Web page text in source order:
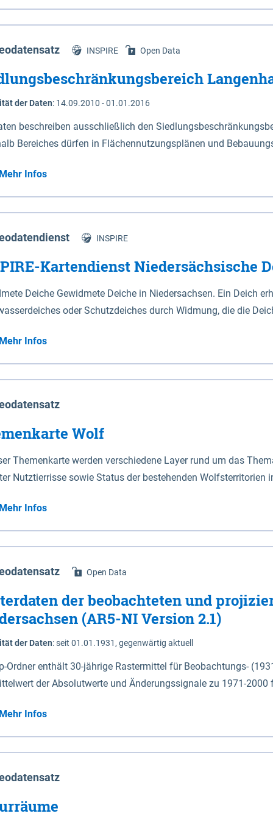
Niedersachsen (vgl. Abb. 4-1) entlang der Elbe zwischen
472,5 bei Schnackenburg bis 569 bei Lauenburg).
Dannenberg und Lüneburg.
INSPIRE Open Data
der Daten: 14.09.2010 - 01.01.2016
beschreiben ausschließlich den
Bereiches dürfen in Flächennutzungsplänen und
Mehr Infos
INSPIRE
Kartendienst Niedersächsische
Deiche Gewidmete Deiche in Niedersachsen. Ein Deich
oder Schutzdeiches durch Widmung, die die
Sperrwerke Sperrwerke sind Bauwerke mit Sperrvorrichtungen in Tidegewässern, die dem
eines Gebietes vor erhöhten Tiden, vor allem vor
Art erhält die Eigenschaft eines Sperrwerkes durch
Mehr Infos
Wolf
Themenkarte werden verschiedene Layer rund um das
Nutztierrisse sowie Status der bestehenden Wolfsterritorien
Mehr Infos
Open Data
der beobachteten und
(AR5-NI Version 2.1)
der Daten:seit 01.01.1931, gegenwärtig aktuell
Ordner enthält 30-jährige Rastermittel für Beobachtungs-
der Absolutwerte und Änderungssignale zu 1971-
(Jun. - Aug.) - au: Herbst (Sep. - Nov.) - wi: Winter (Dez. - Feb.) - hyr:
Jahr (Nov. - Okt.) - hsu: Hydrologisches
- vd: Vegetationsruhe (Okt. - Mär.) Neben den Rasterdaten ist eine
zu den Dateinamen und für eine Darstellung im GIS
code gegeben.
Mehr Infos